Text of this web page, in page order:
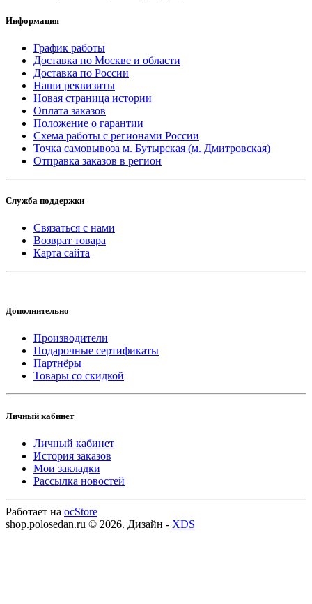
Информация
График работы
Доставка по Москве и области
Доставка по России
Наши реквизиты
Новая страница истории
Оплата заказов
Положение о гарантии
Схема работы с регионами России
Точка самовывоза м. Бутырская (м. Дмитровская)
Отправка заказов в регион
Служба поддержки
Связаться с нами
Возврат товара
Карта сайта
Дополнительно
Производители
Подарочные сертификаты
Партнёры
Товары со скидкой
Личный кабинет
Личный кабинет
История заказов
Мои закладки
Рассылка новостей
Работает на ocStore
shop.polosedan.ru © 2026. Дизайн - XDS